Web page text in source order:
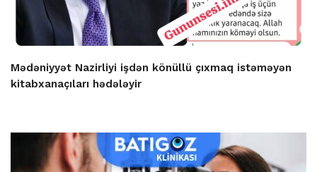
Mədəniyyət Nazirliyi işdən könüllü çıxmaq istəməyən
kitabxanaçıları hədələyir